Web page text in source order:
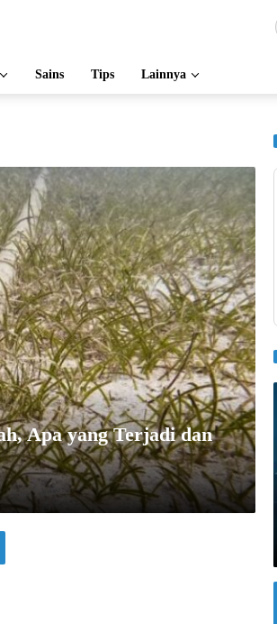
Sains Tips Lainnya
Apa yang Terjadi dan